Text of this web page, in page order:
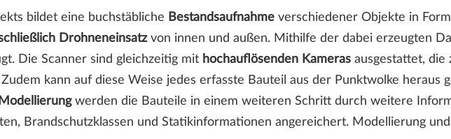
bildet eine buchstäbliche Bestandsaufnahme verschiedener Objekte in
Drohneneinsatzvon innen und außen. Mithilfe der dabei erzeugten
Die Scanner sind gleichzeitig mit hochauflösenden Kameras ausgestattet, die
kann auf diese Weise jedes erfasste Bauteil aus der Punktwolke heraus
Modellierungwerden die Bauteile in einem weiteren Schritt durch weitere
Brandschutzklassen und Statikinformationen angereichert. Modellierung